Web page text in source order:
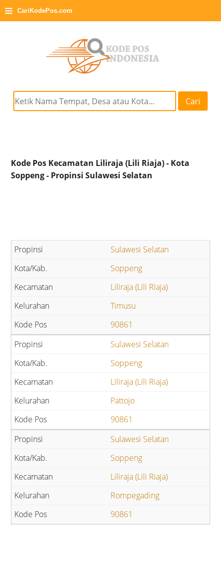
≡ CariKodePos.com
Cari
Kode Pos Kecamatan Liliraja (Lili Riaja) - Kota
Soppeng - Propinsi Sulawesi Selatan
Sulawesi Selatan
Soppeng
Liliraja (Lili Riaja)
Timusu
90861
Sulawesi Selatan
Soppeng
Liliraja (Lili Riaja)
Pattojo
90861
Sulawesi Selatan
Soppeng
Liliraja (Lili Riaja)
Rompegading
90861